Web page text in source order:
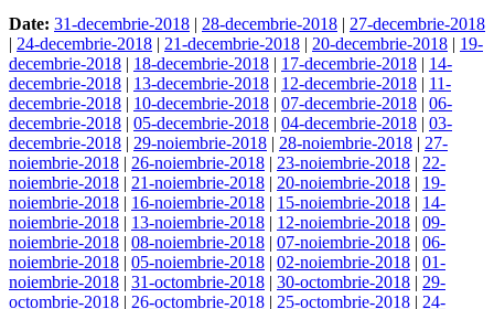
Date: 31-decembrie-2018 | 28-decembrie-2018 | 27-decembrie-2018
| 24-decembrie-2018 | 21-decembrie-2018 | 20-decembrie-2018 | 19-
decembrie-2018 | 18-decembrie-2018 | 17-decembrie-2018 | 14-
decembrie-2018 | 13-decembrie-2018 | 12-decembrie-2018 | 11-
decembrie-2018 | 10-decembrie-2018 | 07-decembrie-2018 | 06-
decembrie-2018 | 05-decembrie-2018 | 04-decembrie-2018 | 03-
decembrie-2018 | 29-noiembrie-2018 | 28-noiembrie-2018 | 27-
noiembrie-2018 | 26-noiembrie-2018 | 23-noiembrie-2018 | 22-
noiembrie-2018 | 21-noiembrie-2018 | 20-noiembrie-2018 | 19-
noiembrie-2018 | 16-noiembrie-2018 | 15-noiembrie-2018 | 14-
noiembrie-2018 | 13-noiembrie-2018 | 12-noiembrie-2018 | 09-
noiembrie-2018 | 08-noiembrie-2018 | 07-noiembrie-2018 | 06-
noiembrie-2018 | 05-noiembrie-2018 | 02-noiembrie-2018 | 01-
noiembrie-2018 | 31-octombrie-2018 | 30-octombrie-2018 | 29-
octombrie-2018 | 26-octombrie-2018 | 25-octombrie-2018 | 24-